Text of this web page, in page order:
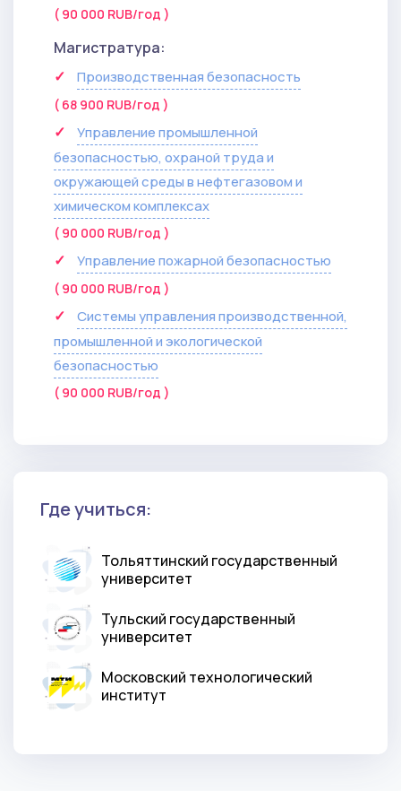
( 90 000 RUB/год )
Магистратура:
Производственная безопасность
( 68 900 RUB/год )
Управление промышленной
безопасностью, охраной труда и
окружающей среды в нефтегазовом и
химическом комплексах
( 90 000 RUB/год )
Управление пожарной безопасностью
( 90 000 RUB/год )
Системы управления производственной,
промышленной и экологической
безопасностью
( 90 000 RUB/год )
Где учиться:
Тольяттинский государственный
университет
Тульский государственный
университет
Московский технологический
институт